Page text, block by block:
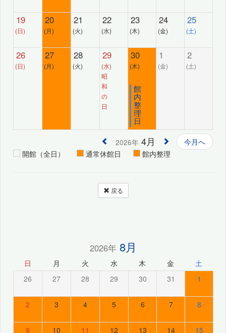
19
(日)
20
(月)
21
(火)
22
(水)
23
(木)
24
(金)
25
(土)
26
(日)
27
(月)
28
(火)
29
(水)
昭
和
の
日
30
(木)
館
内
整
理
日
1
(金)
2
(土)
2026年 4月
今月へ
開館（全日）
通常休館日 館内整理
戻る
2026年8月
日 月 火 水 木 金 土
26 27 28 29 30 31 1
2 3 4 5 6 7 8
9 10 11 12 13 14 15